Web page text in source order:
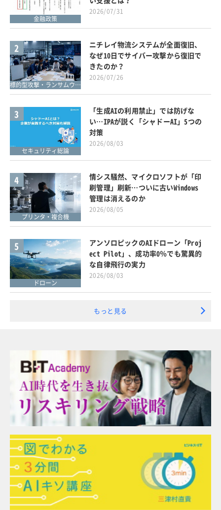
金融政策
2026/07/31
2
標的型攻撃・ランサムウェア対策
ニチレイ物流システムが全面復旧、
なぜ10日でサイバー攻撃から復旧で
きたのか？
2026/07/26
3
セキュリティ総論
「生成AIの利用禁止」では防げな
い…IPAが説く「シャドーAI」5つの
対策
2026/08/03
4
プリンタ・複合機
情シス騒然、マイクロソフトが「印
刷管理」刷新…ついに古いWindows
管理は消えるのか
2026/08/05
5
ドローン
アンソロピックのAIドローン「Proj
ect Pilot」、成功率0％でも驚異的
な自律飛行の実力
2026/08/03
もっと見る